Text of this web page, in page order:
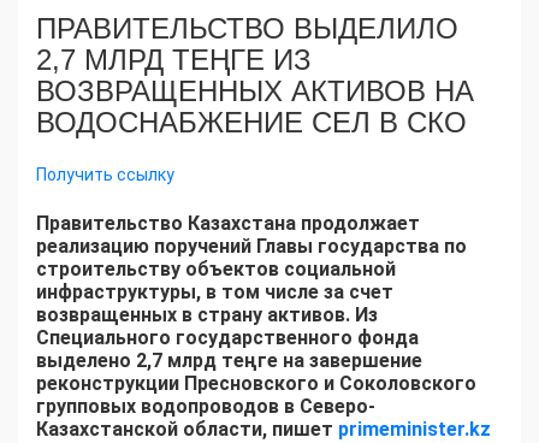
ПРАВИТЕЛЬСТВО ВЫДЕЛИЛО
2,7 МЛРД ТЕҢГЕ ИЗ
ВОЗВРАЩЕННЫХ АКТИВОВ НА
ВОДОСНАБЖЕНИЕ СЕЛ В СКО
Получить ссылку
Правительство Казахстана продолжает
реализацию поручений Главы государства по
строительству объектов социальной
инфраструктуры, в том числе за счет
возвращенных в страну активов. Из
Специального государственного фонда
выделено 2,7 млрд теңге на завершение
реконструкции Пресновского и Соколовского
групповых водопроводов в Северо-
Казахстанской области, пишет primeminister.kz